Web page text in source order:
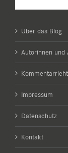
Über das Blog
Autorinnen und
Impressum
Datenschutz
Kontakt